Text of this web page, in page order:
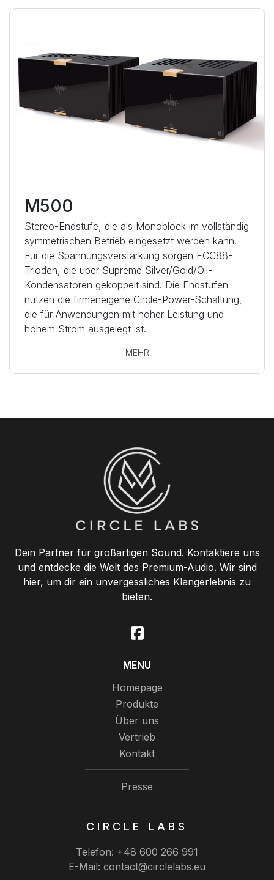
M500
Stereo-Endstufe, die als Monoblock im vollständig
symmetrischen Betrieb eingesetzt werden kann.
Für die Spannungsverstärkung sorgen ECC88-
Trioden, die über Supreme Silver/Gold/Oil-
Kondensatoren gekoppelt sind. Die Endstufen
nutzen die firmeneigene Circle-Power-Schaltung,
die für Anwendungen mit hoher Leistung und
hohem Strom ausgelegt ist.
MEHR
Dein Partner für großartigen Sound. Kontaktiere uns
und entdecke die Welt des Premium-Audio. Wir sind
hier, um dir ein unvergessliches Klangerlebnis zu
bieten.
MENU
Homepage
Produkte
Über uns
Vertrieb
Kontakt
Presse
CIRCLE LABS
Telefon: +48 600 266 991
E-Mail: contact@circlelabs.eu